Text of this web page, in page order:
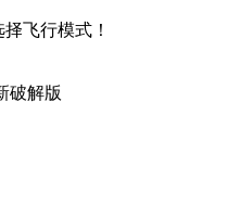
飞行模式！
破解版